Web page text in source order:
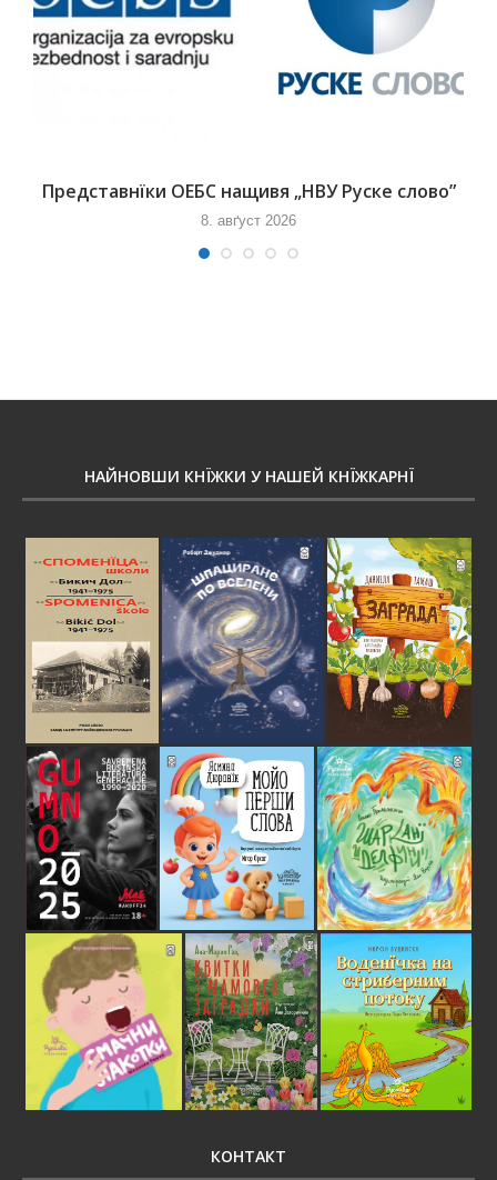
Представнїки ОЕБС нащивя „НВУ Руске слово”
8. авґуст 2026
НАЙНОВШИ КНЇЖКИ У НАШЕЙ КНЇЖКАРНЇ
КОНТАКТ